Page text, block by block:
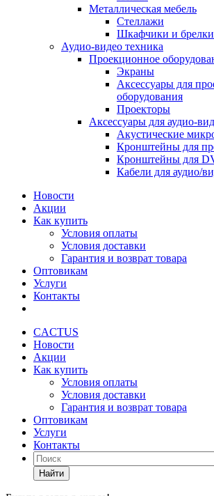
Металлическая мебель
Стеллажи
Шкафчики и
Аудио-видео техника
Проекционное
Экраны
Аксессуары для
оборудования
Проекторы
Аксессуары для аудио-
Акустические
Кронштейны для
Кронштейны для
Кабели для аудио/
Новости
Акции
Как купить
Условия оплаты
Условия доставки
Гарантия и возврат товара
Оптовикам
Услуги
Контакты
CACTUS
Новости
Акции
Как купить
Условия оплаты
Условия доставки
Гарантия и возврат товара
Оптовикам
Услуги
Контакты
Найти